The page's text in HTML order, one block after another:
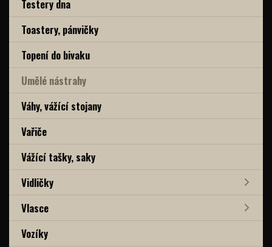
Testery dna
Toastery, pánvičky
Topení do bivaku
Umělé nástrahy
Váhy, vážící stojany
Vařiče
Vážící tašky, saky
Vidličky
Vlasce
Vozíky